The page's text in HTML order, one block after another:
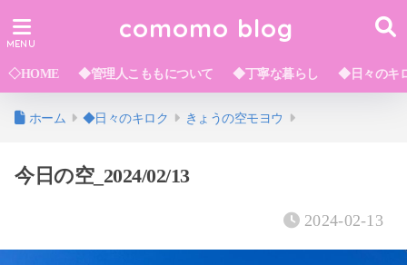
comomo blog
◇HOME ◆管理人こももについて ◆丁寧な暮らし ◆日々のキ
ホーム ◆日々のキロク きょうの空モヨウ
今日の空_2024/02/13
2024-02-13